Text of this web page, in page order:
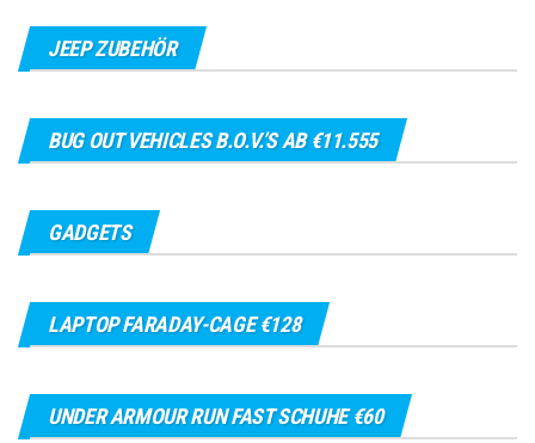
JEEP ZUBEHÖR
BUG OUT VEHICLES B.O.V.’S AB €11.555
GADGETS
LAPTOP FARADAY-CAGE €128
UNDER ARMOUR RUN FAST SCHUHE €60